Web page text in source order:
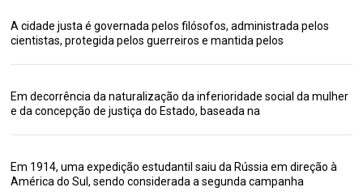
A cidade justa é governada pelos filósofos, administrada pelos
cientistas, protegida pelos guerreiros e mantida pelos
Em decorrência da naturalização da inferioridade social da mulher
e da concepção de justiça do Estado, baseada na
Em 1914, uma expedição estudantil saiu da Rússia em direção à
América do Sul, sendo considerada a segunda campanha